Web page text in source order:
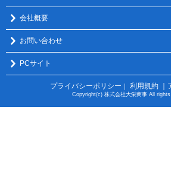
会社概要
お問い合わせ
PCサイト
プライバシーポリシー ｜ 利用規約
Copyright(c) 株式会社大栄商事 All rights